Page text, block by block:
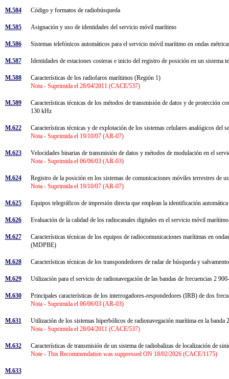
M.584 Código y formatos de radiobúsqueda
M.585 Asignación y uso de identidades del servicio móvil marítimo
M.586 Sistemas telefónicos automáticos para el servicio móvil marítimo en ondas
M.587 Identidades de estaciones costeras e inicio del registro de posición en un
M.588
Características de los radiofaros marítimos (Región 1)
Nota - Suprimida el 28/04/2011 (CACE/537)
M.589
Características técnicas de los métodos de transmisión de datos y de protección
130 kHz
M.622
Características técnicas y de explotación de los sistemas celulares analógicos
Nota - Suprimida el 19/10/07 (AR-07)
M.623
Velocidades binarias de transmisión de datos y métodos de modulación en el
Nota - Suprimida el 06/06/03 (AR-03)
M.624
Registro de la posición en los sistemas de comunicaciones móviles terrestres de
Nota - Suprimida el 19/10/07 (AR-07)
M.625 Equipos telegráficos de impresión directa que emplean la identificación
M.626 Evaluación de la calidad de los radiocanales digitales en el servicio móvil
M.627
Características técnicas de los equipos de radiocomunicaciones marítimas en
(MDPBE)
M.628 Características técnicas de los transpondedores de radar de búsqueda y
M.629 Utilización para el servicio de radionavegación de las bandas de frecuencias
M.630
Principales características de los interrogadores-respondedores (IRB) de dos
Nota - Suprimida el 06/06/03 (AR-03)
M.631
Utilización de los sistemas hiperbólicos de radionavegación marítima en la
Nota - Suprimida el 28/04/2011 (CACE/537)
M.632
Características de transmisión de un sistema de radiobalizas de localización de
Note - This Recommendation was suppressed ON 18/02/2026 (CACE/1175)
M.633